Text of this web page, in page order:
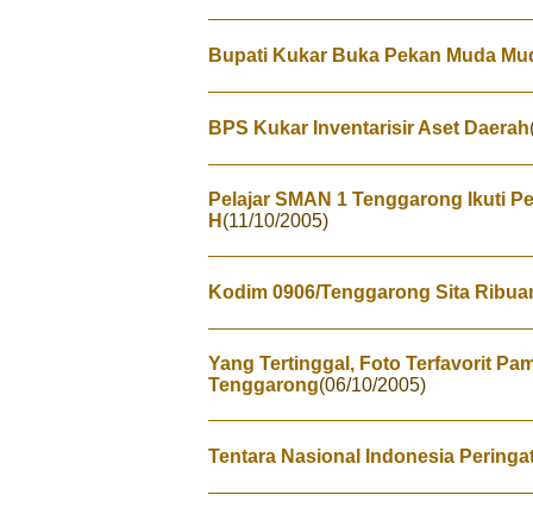
Bupati Kukar Buka Pekan Muda
BPS Kukar Inventarisir Aset Daerah
Pelajar SMAN 1 Tenggarong Ikuti
H (11/10/2005)
Kodim 0906/Tenggarong Sita
Yang Tertinggal, Foto Terfavorit
Tenggarong(06/10/2005)
Tentara Nasional Indonesia